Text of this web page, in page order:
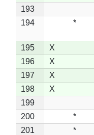
193
194
*
195
X
196
X
197
X
198
X
199
200
*
201
*